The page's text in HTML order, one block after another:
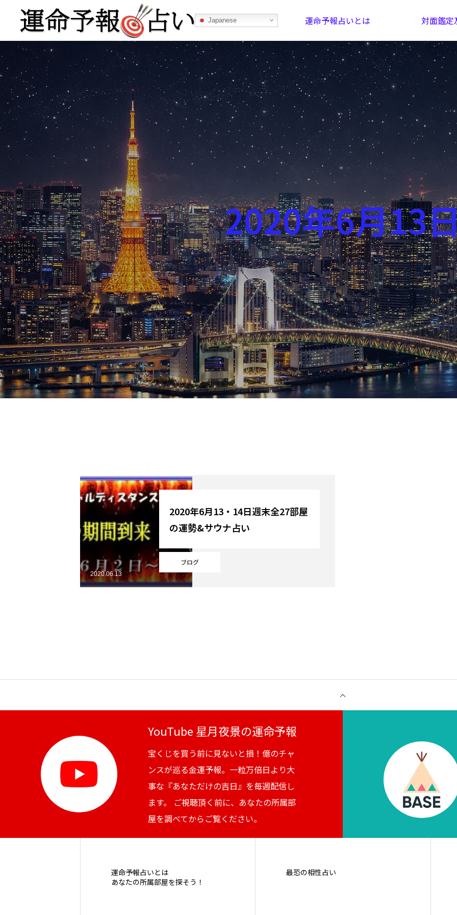
Japanese 運命予報占いとは 対面鑑定
運命予報占い
運命予報占いとは あなたの所属部屋を探そう！ 最恐の相性占い
記事カテゴリー
ブログ お知らせ 芸能界
スポーツ 競馬 社会
テニス四大大会・五輪
テニス四大大会・五輪
YouTube
Online Store
2020年6月13
ブログ
2020年6月13・14日週末全27部屋
の運勢&サウナ占い
2020.06.13
YouTube 星月夜景の運命予報
宝くじを買う前に見ないと損！億のチャ
ンスが巡る金運予報。一粒万倍日より大
事な『あなただけの吉日』を毎週配信し
ます。 ご視聴頂く前に、あなたの所属部
屋を調べてからご覧ください。
運命予報占いとは
あなたの所属部屋を探そう！
最恐の相性占い